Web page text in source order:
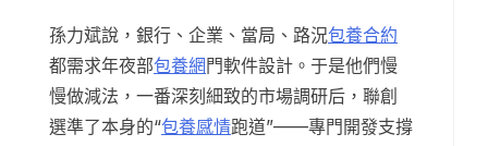
孫力斌說，銀行、企業、當局、路況包養合約
都需求年夜部包養網 門軟件設計。于是他們慢
慢做減法，一番深刻細致的市場調研后，聯創
選準了本身的“包養感情跑道”——專門開發支撐